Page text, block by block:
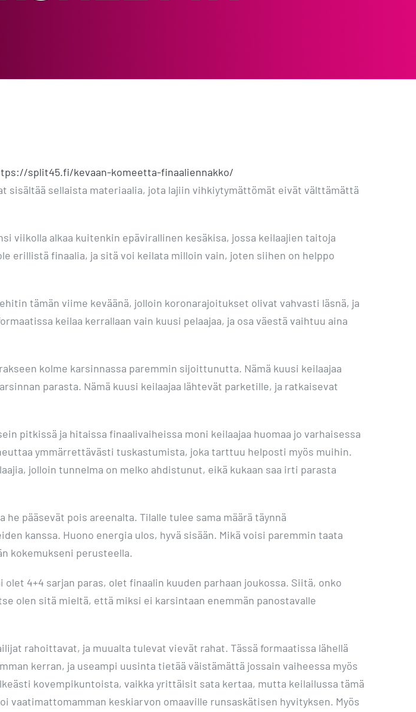
split45.fi/kevaan-komeetta-finaaliennakko/
sellaista materiaalia, jota lajiin vihkiytymättömät eivät välttämättä
viikolla alkaa kuitenkin epävirallinen kesäkisa, jossa keilaajien taitoja
erillistä finaalia, ja sitä voi keilata milloin vain, joten siihen on helppo
tämän viime keväänä, jolloin koronarajoitukset olivat vahvasti läsnä, ja
keilaa kerrallaan vain kuusi pelaajaa, ja osa väestä vaihtuu aina
kolme karsinnassa paremmin sijoittunutta. Nämä kuusi keilaajaa
parasta. Nämä kuusi keilaajaa lähtevät parketille, ja ratkaisevat
pitkissä ja hitaissa finaalivaiheissa moni keilaajaa huomaa jo varhaisessa
ymmärrettävästi tuskastumista, joka tarttuu helposti myös muihin.
jolloin tunnelma on melko ahdistunut, eikä kukaan saa irti parasta
pääsevät pois areenalta. Tilalle tulee sama määrä täynnä
kanssa. Huono energia ulos, hyvä sisään. Mikä voisi paremmin taata
kokemukseni perusteella.
4+4 sarjan paras, olet finaalin kuuden parhaan joukossa. Siitä, onko
olen sitä mieltä, että miksi ei karsintaan enemmän panostavalle
rahoittavat, ja muualta tulevat vievät rahat. Tässä formaatissa lähellä
kerran, ja useampi uusinta tietää väistämättä jossain vaiheessa myös
kovempikuntoista, vaikka yrittäisit sata kertaa, mutta keilailussa tämä
vaatimattomamman keskiarvon omaaville runsaskätisen hyvityksen. Myös